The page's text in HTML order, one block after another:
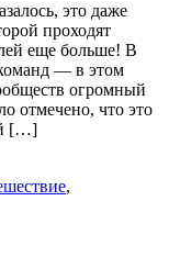
это даже
проходят
еще больше! В
— в этом
огромный
отмечено, что это
[…]
,